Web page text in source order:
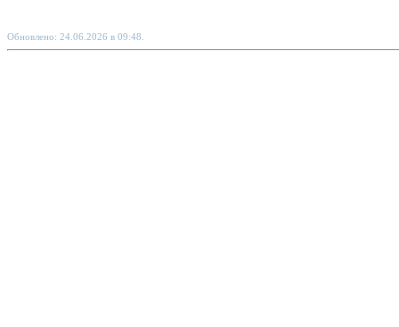
Обновлено: 24.06.2026 в 09:48.